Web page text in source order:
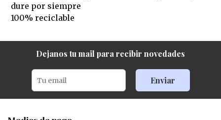
dure por siempre
100% reciclable
Dejanos tu mail para recibir novedades
Enviar